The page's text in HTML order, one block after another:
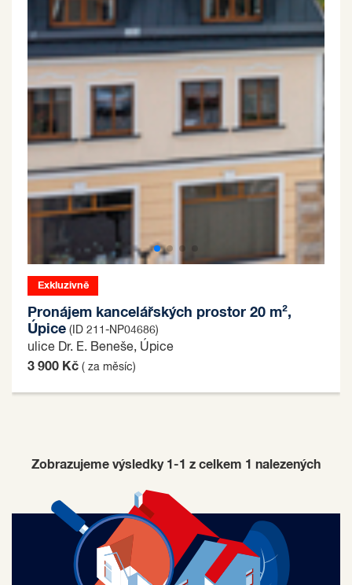
Exkluzivně
Pronájem kancelářských prostor 20 m²,
Úpice (ID 211-NP04686)
ulice Dr. E. Beneše, Úpice
3 900 Kč ( za měsíc)
Zobrazujeme výsledky 1-1 z celkem 1 nalezených